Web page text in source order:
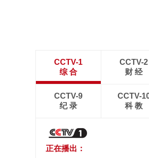
CCTV-1
综 合
CCTV-2
财 经
CCTV-9
纪 录
CCTV-
科 教
正在播出：